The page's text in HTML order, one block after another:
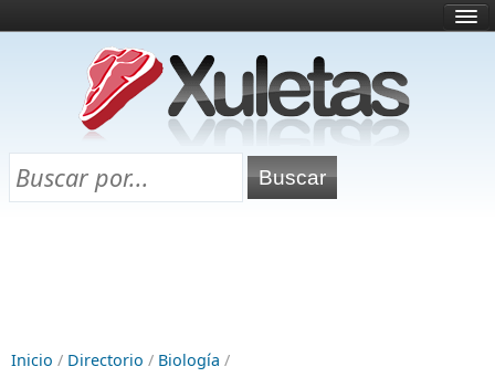
¿Qué es esto?
Directorio
Chuletas para exámenes
Inicio / Directorio / Biología /